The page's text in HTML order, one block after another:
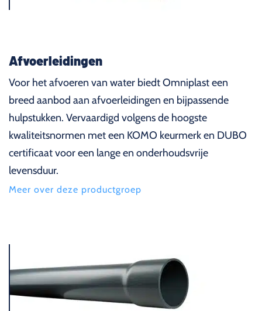
Afvoerleidingen
Voor het afvoeren van water biedt Omniplast een
breed aanbod aan afvoerleidingen en bijpassende
hulpstukken. Vervaardigd volgens de hoogste
kwaliteitsnormen met een KOMO keurmerk en DUBO
certificaat voor een lange en onderhoudsvrije
levensduur.
Meer over deze productgroep